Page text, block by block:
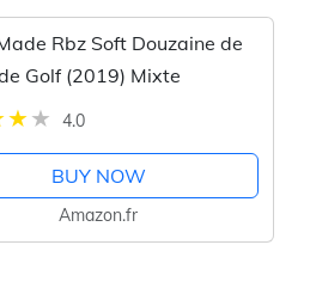
Rbz Soft Douzaine de
Golf (2019) Mixte
4.0
BUY NOW
Amazon.fr